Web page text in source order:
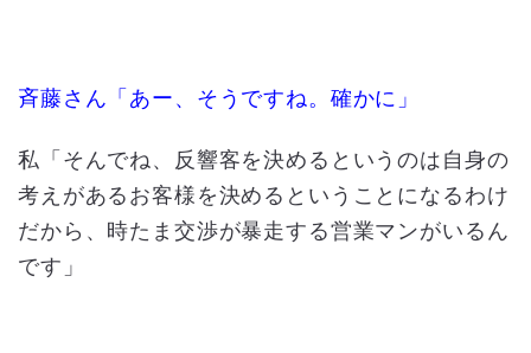
斉藤さん「あー、そうですね。確かに」
私「そんでね、反響客を決めるというのは自身の
考えがあるお客様を決めるということになるわけ
だから、時たま交渉が暴走する営業マンがいるん
です」